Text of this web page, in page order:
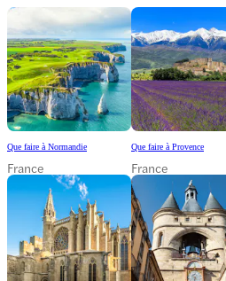
Que faire à Normandie
France
Que faire à Provence
France